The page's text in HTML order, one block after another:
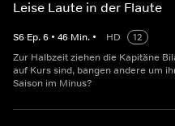
Leise Laute in der Flaute
S6 Ep.6 • 46 Min. • HD
12
Zur Halbzeit ziehen die Kapitäne
auf Kurs sind, bangen andere um
Saison im Minus?